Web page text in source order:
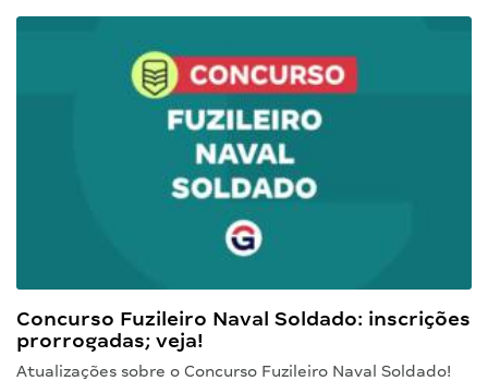
Concurso Fuzileiro Naval Soldado: inscrições
prorrogadas; veja!
Atualizações sobre o Concurso Fuzileiro Naval Soldado!